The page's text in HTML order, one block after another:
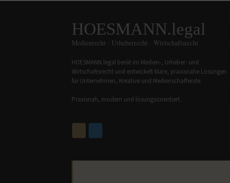
HOESMANN.legal
Medienrecht · Urheberrecht · Wirtschaftsrecht
HOESMANN.legal berät im Medien-, Urheber- und
Wirtschaftsrecht und entwickelt klare, praxisnahe Lösungen
für Unternehmen, Kreative und Medienschaffende.
Praxisnah, modern und lösungsorientiert.